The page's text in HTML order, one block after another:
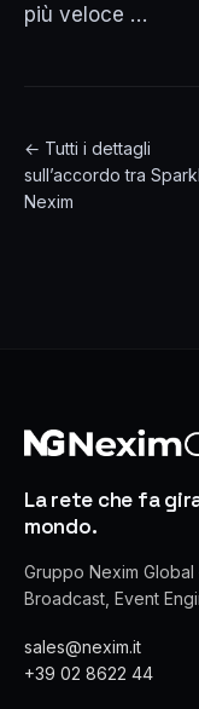
più veloce …
← Tutti i dettagli
sull’accordo tra
Nexim
La rete che fa
mondo.
Gruppo Nexim
Broadcast, Event
sales@nexim.it
+39 02 8622 44